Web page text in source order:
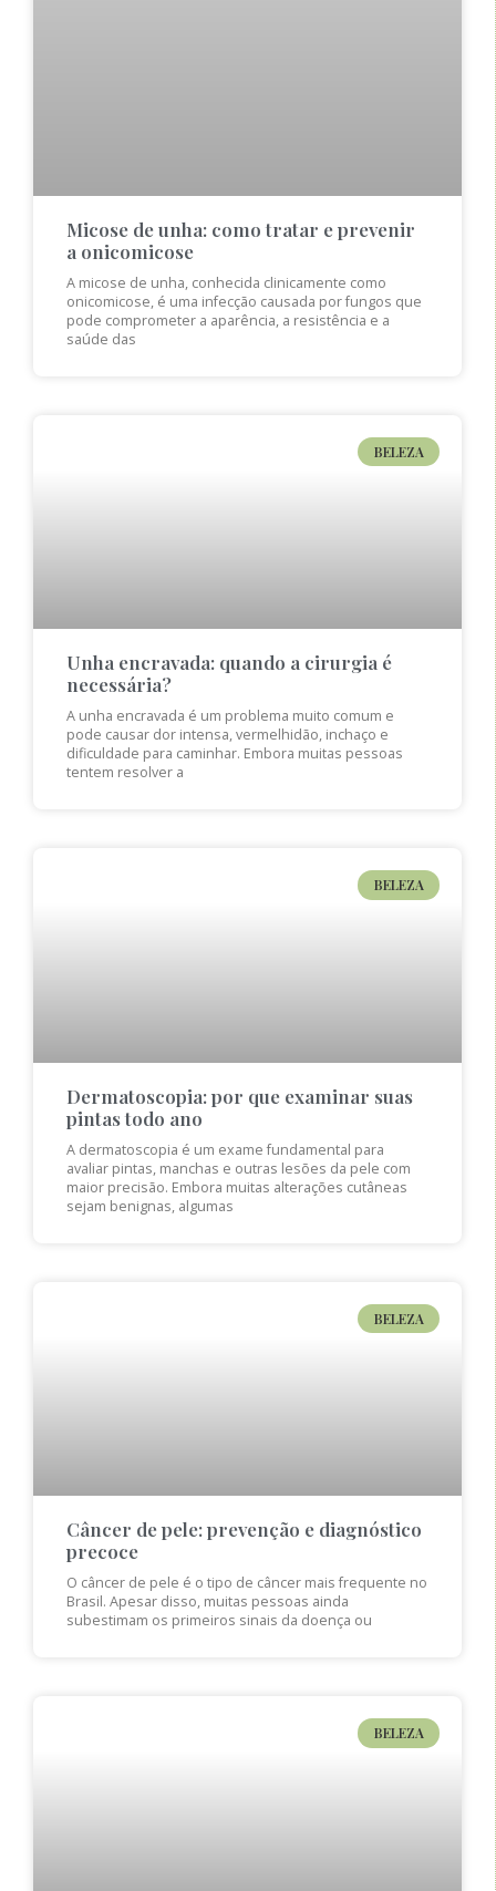
Micose de unha: como tratar e prevenir
a onicomicose
A micose de unha, conhecida clinicamente como
onicomicose, é uma infecção causada por fungos que
pode comprometer a aparência, a resistência e a
saúde das
BELEZA
Unha encravada: quando a cirurgia é
necessária?
A unha encravada é um problema muito comum e
pode causar dor intensa, vermelhidão, inchaço e
dificuldade para caminhar. Embora muitas pessoas
tentem resolver a
BELEZA
Dermatoscopia: por que examinar suas
pintas todo ano
A dermatoscopia é um exame fundamental para
avaliar pintas, manchas e outras lesões da pele com
maior precisão. Embora muitas alterações cutâneas
sejam benignas, algumas
BELEZA
Câncer de pele: prevenção e diagnóstico
precoce
O câncer de pele é o tipo de câncer mais frequente no
Brasil. Apesar disso, muitas pessoas ainda
subestimam os primeiros sinais da doença ou
BELEZA